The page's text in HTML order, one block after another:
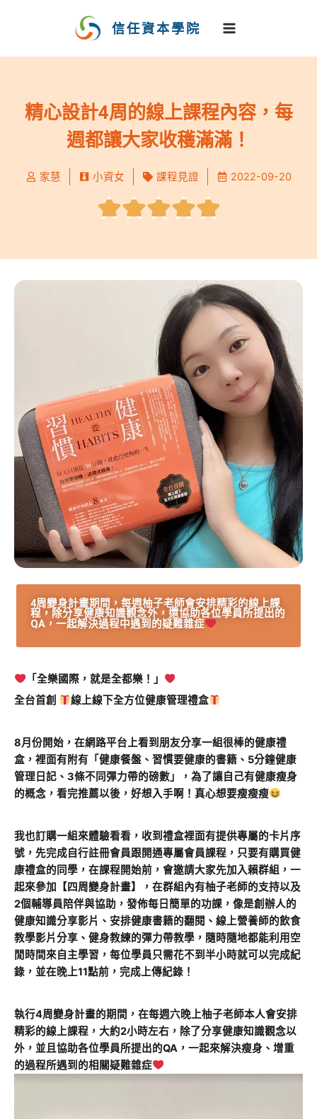
要
信任資本學院
精心設計4周的線上課程內容，每
週都讓大家收穫滿滿！
家慧 小資女 課程見證 2022-09-20
Rated
of
5
4周變身計畫期間，每週柚子老師會安排精彩的線上課
程，除分享健康知識觀念外，還協助各位學員所提出的
QA，一起解決過程中遇到的疑難雜症
「全樂國際，就是全都樂！」
全台首創
線上線下全方位健康管理禮盒
8月份開始，在網路平台上看到朋友分享一組很棒的健康禮
盒，裡面有附有「健康餐盤、習慣要健康的書籍、5分鐘健康
管理日記、3條不同彈力帶的磅數」，為了讓自己有健康瘦身
的概念，看完推薦以後，好想入手啊！真心想要瘦瘦瘦
我也訂購一組來體驗看看，收到禮盒裡面有提供專屬的卡片序
號，先完成自行註冊會員跟開通專屬會員課程，只要有購買健
康禮盒的同學，在課程開始前，會邀請大家先加入賴群組，一
起來參加【四周變身計畫】，在群組內有柚子老師的支持以及
2個輔導員陪伴與協助，發佈每日簡單的功課，像是創辦人的
健康知識分享影片、安排健康書籍的翻閱、線上營養師的飲食
教學影片分享、健身教練的彈力帶教學，隨時隨地都能利用空
閒時間來自主學習，每位學員只需花不到半小時就可以完成紀
錄，並在晚上11點前，完成上傳紀錄！
執行4周變身計畫的期間，在每週六晚上柚子老師本人會安排
精彩的線上課程，大約2小時左右，除了分享健康知識觀念以
外，並且協助各位學員所提出的QA，一起來解決瘦身、增重
的過程所遇到的相關疑難雜症